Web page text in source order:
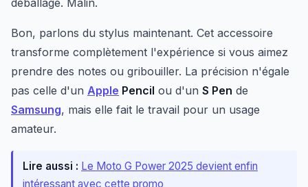
déballage. Malin.
Bon, parlons du stylus maintenant. Cet accessoire
transforme complètement l'expérience si vous aimez
prendre des notes ou gribouiller. La précision n'égale
pas celle d'un Apple Pencil ou d'un S Pen de
Samsung, mais elle fait le travail pour un usage
amateur.
Lire aussi : Le Moto G Power 2025 devient enfin
intéressant avec cette promo